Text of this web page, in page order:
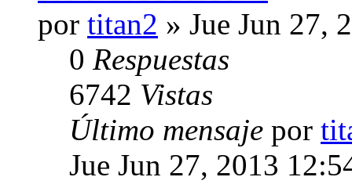
por titan2 » Jue Jun 27,
0 Respuestas
6742 Vistas
Último mensaje por
Jue Jun 27, 2013